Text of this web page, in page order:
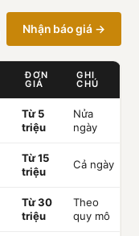
Nhận báo giá →
ĐƠN
GIÁ
GHI
CHÚ
Từ 5
triệu
Nửa
ngày
Từ 15
triệu
Cả ngày
Từ 30
triệu
Theo
quy mô